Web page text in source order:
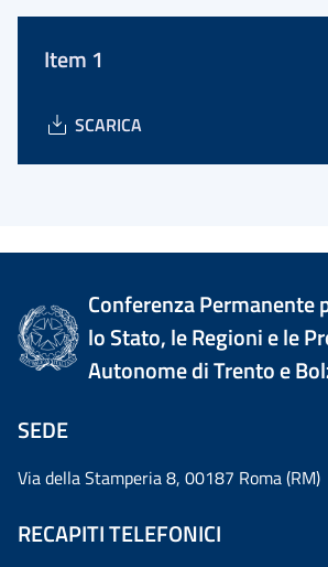
Item 1
SCARICA
Conferenza Permanente
lo Stato, le Regioni e le
Autonome di Trento e
SEDE
Via della Stamperia 8, 00187 Roma (RM)
RECAPITI TELEFONICI